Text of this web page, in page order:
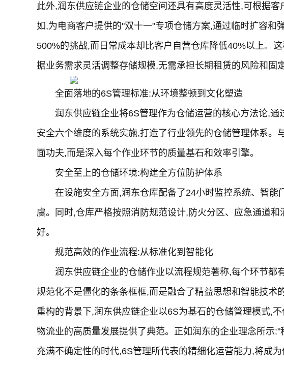
此外,润东供应链企业的仓储空间还具有高度灵活性,可根据
如,为电商客户提供的"双十一"专项仓储方案,通过临时扩容和
500%的挑战,而日常成本却比客户自营仓库降低40%以上。
据业务需求灵活调整存储规模,无需承担长期租赁的风险和固
全面落地的6S管理标准:从环境整顿到文化塑造
润东供应链企业将6S管理作为仓储运营的核心方法论,通
安全六个维度的系统实施,打造了行业领先的仓储管理体系。
面功夫,而是深入每个作业环节的质量基石和效率引擎。
安全至上的仓储环境:构建全方位防护体系
在设施安全方面,润东仓库配备了24小时监控系统、智能
虞。同时,仓库严格按照消防规范设计,防火分区、应急通道
好。
规范高效的作业流程:从标准化到智能化
润东供应链企业的仓储作业以流程规范著称,每个环节都
规范化不是僵化的条条框框,而是融合了精益思想和智能技术
重构的背景下,润东供应链企业以6S为基石的仓储管理模式,
物流业的高质量发展提供了典范。正如润东的企业理念所示
充满不确定性的时代,6S管理所代表的精细化运营能力,将成为